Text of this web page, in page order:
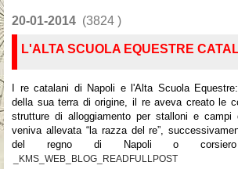
20-01-2014 (3824 )
L'ALTA SCUOLA EQUESTRE
I re catalani di Napoli e l'Alta Scuola
della sua terra di origine, il re aveva creato le
strutture di alloggiamento per stalloni e campi
veniva allevata “la razza del re”,
del regno di Napoli o corsiero
_KMS_WEB_BLOG_READFULLPOST